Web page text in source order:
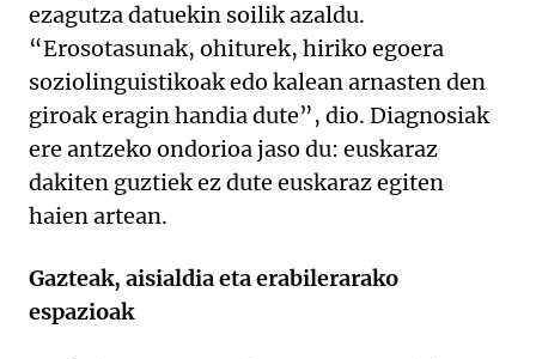
ezagutza datuekin soilik azaldu.
“Erosotasunak, ohiturek, hiriko egoera
soziolinguistikoak edo kalean arnasten den
giroak eragin handia dute”, dio. Diagnosiak
ere antzeko ondorioa jaso du: euskaraz
dakiten guztiek ez dute euskaraz egiten
haien artean.
Gazteak, aisialdia eta erabilerarako
espazioak